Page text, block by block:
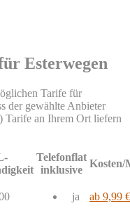
Esterwegen
Tarife für
der gewählte Anbieter
Tarife an Ihrem Ort liefern
Telefonflat
inklusive
Kosten/
ja ab 9,99 €